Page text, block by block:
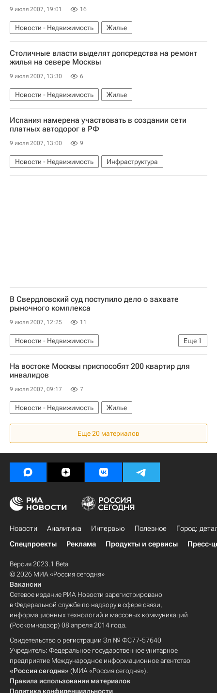
9 июля 2007, 19:01 16
Новости - Недвижимость Жилье
Столичные власти выделят допсредства на ремонт
жилья на севере Москвы
9 июля 2007, 13:30 6
Новости - Недвижимость Жилье
Испания намерена участвовать в создании сети
платных автодорог в РФ
9 июля 2007, 13:00 9
Новости - Недвижимость Инфраструктура
В Свердловский суд поступило дело о захвате
рыночного комплекса
9 июля 2007, 12:25 11
Еще 1
Новости - Недвижимость
Коммерческая недвижимость
На востоке Москвы приспособят 200 квартир для
инвалидов
9 июля 2007, 09:17 7
Новости - Недвижимость Жилье
Еще 20 материалов
Новости Аналитика Интервью Полезное
Город:
Спецпроекты
Реклама Продукты и сервисы Пресс-
Версия 2023.1 Beta
© 2026 МИА «Россия сегодня»
Вакансии
Сетевое издание РИА Новости зарегистрировано
в Федеральной службе по надзору в сфере связи,
информационных технологий и массовых коммуникаций
(Роскомнадзор) 08 апреля 2014 года.
Свидетельство о регистрации Эл № ФС77-57640
Учредитель: Федеральное государственное унитарное
предприятие Международное информационное агентство
«Россия сегодня» (МИА «Россия сегодня»).
Правила использования материалов
Политика конфиденциальности